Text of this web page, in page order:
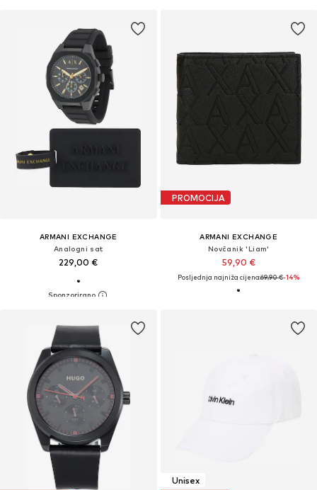
ARMANI EXCHANGE
Analogni sat
229,00 €
PROMOCIJA
ARMANI EXCHANGE
Novčanik 'Liam'
59,90 €
Posljednja najniža cijena:69,90 €-14%
Unisex